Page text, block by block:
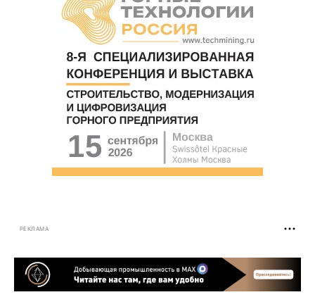
РЕКЛАМА